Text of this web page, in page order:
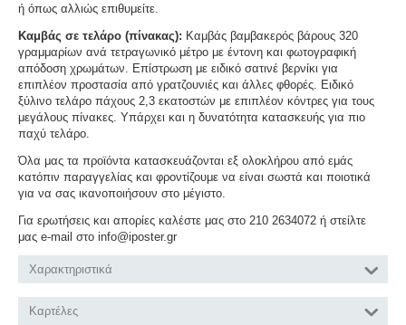
ή όπως αλλιώς επιθυμείτε.
Καμβάς σε τελάρο (πίνακας): Καμβάς βαμβακερός βάρους 320
γραμμαρίων ανά τετραγωνικό μέτρο με έντονη και φωτογραφική
απόδοση χρωμάτων. Επίστρωση με ειδικό σατινέ βερνίκι για
επιπλέον προστασία από γρατζουνιές και άλλες φθορές. Ειδικό
ξύλινο τελάρο πάχους 2,3 εκατοστών με επιπλέον κόντρες για τους
μεγάλους πίνακες. Υπάρχει και η δυνατότητα κατασκευής για πιο
παχύ τελάρο.
Όλα μας τα προϊόντα κατασκευάζονται εξ ολοκλήρου από εμάς
κατόπιν παραγγελίας και φροντίζουμε να είναι σωστά και ποιοτικά
για να σας ικανοποιήσουν στο μέγιστο.
Για ερωτήσεις και απορίες καλέστε μας στο 210 2634072 ή στείλτε
μας e-mail στο info@iposter.gr
Χαρακτηριστικά
Καρτέλες